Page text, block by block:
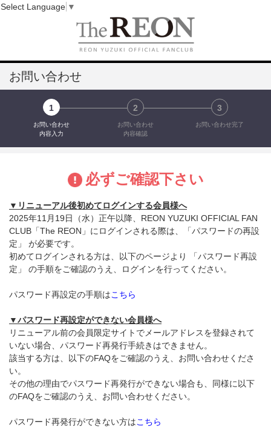
お問い合わせ
1
お問い合わせ
内容入力
2
お問い合わせ
内容確認
3
お問い合わせ完了
必ずご確認下さい
▼リニューアル後初めてログインする会員様へ
2025年11月19日（水）正午以降、REON YUZUKI OFFICIAL FAN
CLUB「The REON」にログインされる際は、「パスワードの再設
定」 が必要です。
初めてログインされる方は、以下のページより 「パスワード再設
定」 の手順をご確認のうえ、ログインを行ってください。
パスワード再設定の手順はこちら
▼パスワード再設定ができない会員様へ
リニューアル前の会員限定サイトでメールアドレスを登録されて
いない場合、パスワード再発行手続きはできません。
該当する方は、以下のFAQをご確認のうえ、お問い合わせくださ
い。
その他の理由でパスワード再発行ができない場合も、同様に以下
のFAQをご確認のうえ、お問い合わせください。
パスワード再発行ができない方はこちら
Select Language ▼